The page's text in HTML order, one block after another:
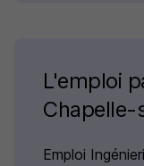
L'emploi
Chapelle-
Emploi